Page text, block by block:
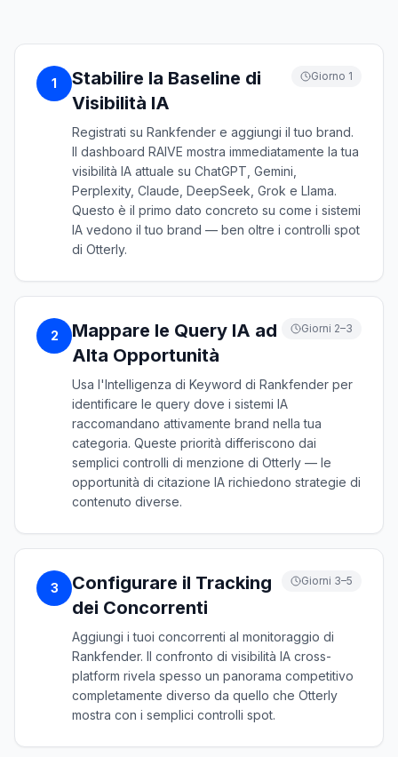
1
Stabilire la Baseline di
Visibilità IA
Giorno 1
Registrati su Rankfender e aggiungi il tuo brand.
Il dashboard RAIVE mostra immediatamente la tua
visibilità IA attuale su ChatGPT, Gemini,
Perplexity, Claude, DeepSeek, Grok e Llama.
Questo è il primo dato concreto su come i sistemi
IA vedono il tuo brand — ben oltre i controlli spot
di Otterly.
2
Mappare le Query IA ad
Alta Opportunità
Giorni 2–3
Usa l'Intelligenza di Keyword di Rankfender per
identificare le query dove i sistemi IA
raccomandano attivamente brand nella tua
categoria. Queste priorità differiscono dai
semplici controlli di menzione di Otterly — le
opportunità di citazione IA richiedono strategie di
contenuto diverse.
3
Configurare il Tracking
dei Concorrenti
Giorni 3–5
Aggiungi i tuoi concorrenti al monitoraggio di
Rankfender. Il confronto di visibilità IA cross-
platform rivela spesso un panorama competitivo
completamente diverso da quello che Otterly
mostra con i semplici controlli spot.